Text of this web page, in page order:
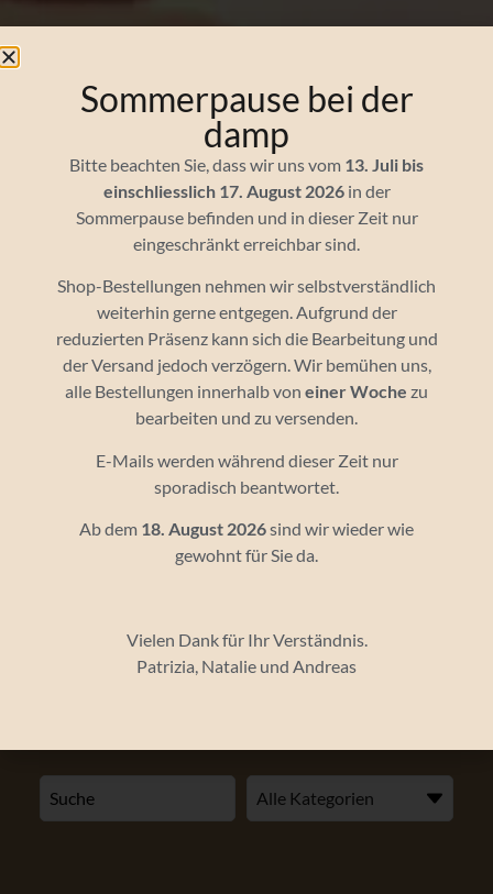
Materialpool
Sommerpause bei der
damp
Bitte beachten Sie, dass wir uns vom 13. Juli bis
einschliesslich 17. August 2026in der
Sommerpause befinden und in dieser Zeit nur
eingeschränkt erreichbar sind.
Shop-Bestellungen nehmen wir selbstverständlich
weiterhin gerne entgegen. Aufgrund der
reduzierten Präsenz kann sich die Bearbeitung und
der Versand jedoch verzögern. Wir bemühen uns,
alle Bestellungen innerhalb von einer Woche zu
bearbeiten und zu versenden.
E-Mails werden während dieser Zeit nur
sporadisch beantwortet.
Ab dem 18. August 2026sind wir wieder wie
gewohnt für Sie da.
Vielen Dank für Ihr Verständnis.
Patrizia, Natalie und Andreas